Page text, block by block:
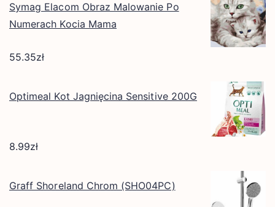
Symag Elacom Obraz Malowanie Po
Numerach Kocia Mama
55.35zł
Optimeal Kot Jagnięcina Sensitive 200G
8.99zł
Graff Shoreland Chrom (SHO04PC)